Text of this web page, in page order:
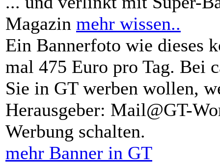
Magazin mehr wissen..
Ein Bannerfoto wie dieses
mal 475 Euro pro Tag. Bei
Sie in GT werben wollen,
Herausgeber: Mail@GT-
Werbung schalten.
mehr Banner in GT